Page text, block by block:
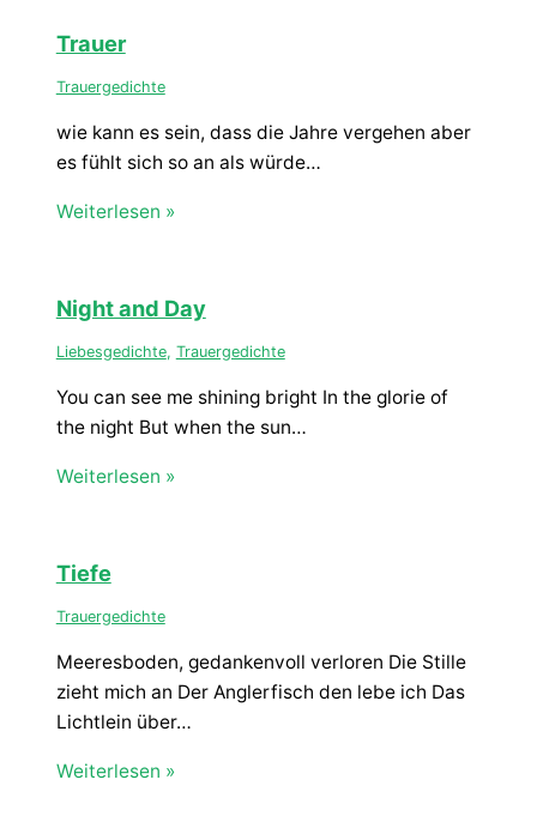
Trauer
Trauergedichte
wie kann es sein, dass die Jahre vergehen aber
es fühlt sich so an als würde…
Weiterlesen »
Night and Day
Liebesgedichte, Trauergedichte
You can see me shining bright In the glorie of
the night But when the sun…
Weiterlesen »
Tiefe
Trauergedichte
Meeresboden, gedankenvoll verloren Die Stille
zieht mich an Der Anglerfisch den lebe ich Das
Lichtlein über…
Weiterlesen »